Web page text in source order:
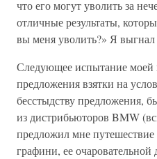
что его могут уволить за
отличные результаты,
вы меня уволить?» Я выгнал
Следующее испытание
предложения взятки на
бесстыдству предложения,
из дистрибьюторов BMW
предложил мне
графини, ее